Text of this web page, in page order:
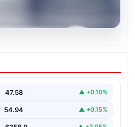
Geniş Kapsamlı
çalışmaları kapsamında şehrin…
47.58 ▲ +0.10%
54.94 ▲ +0.15%